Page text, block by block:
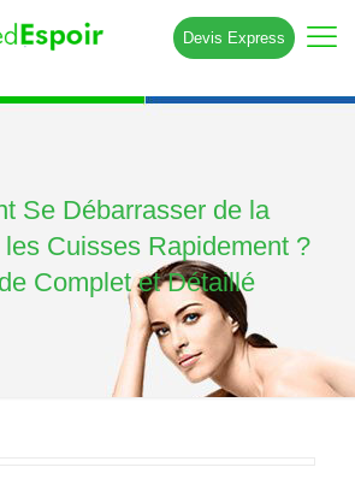
Devis Express
Se Débarrasser de la
Cuisses Rapidement ?
Complet et Détaillé